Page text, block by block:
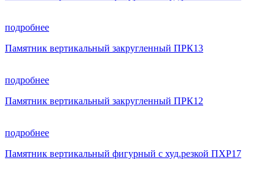
подробнее
Памятник вертикальный закругленный ПРК13
подробнее
Памятник вертикальный закругленный ПРК12
подробнее
Памятник вертикальный фигурный с худ.резкой ПХР17